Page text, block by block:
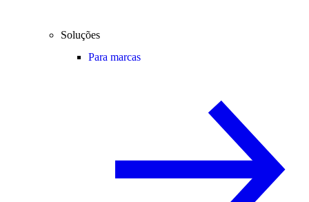
Soluções
Para marcas